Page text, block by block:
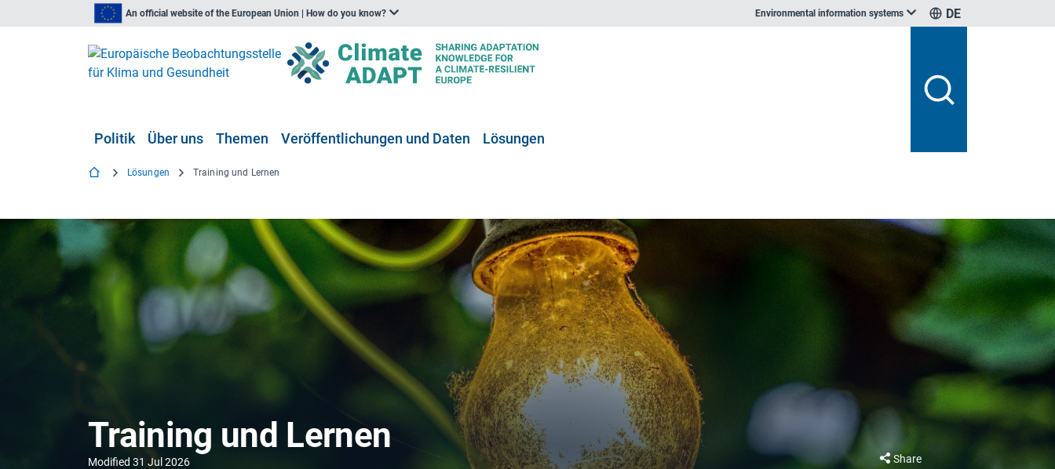
An official website of the European Union | How do you know? Environmental information systems DE
Politik Über uns Themen Veröffentlichungen und Daten Lösungen
Lösungen Training und Lernen
Training und Lernen
Modified 31 Jul 2026
Share